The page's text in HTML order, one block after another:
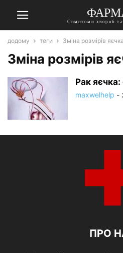
Симптоми хвороб та
додому теги Зміна розмірів яєчка
Зміна розмірів
Рак яєчка:
maxwelhelp -
ПРО